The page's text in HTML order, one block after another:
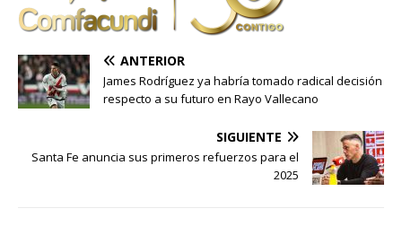
ANTERIOR
James Rodríguez ya habría tomado radical decisión
respecto a su futuro en Rayo Vallecano
SIGUIENTE
Santa Fe anuncia sus primeros refuerzos para el
2025